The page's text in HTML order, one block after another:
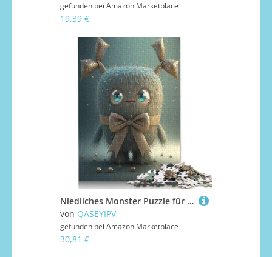
gefunden bei Amazon Marketplace
19,39 €
Niedliches Monster Puzzle für Teenager, 1000 Teile, Weihnachtsgeschenke, Puzzles für Erwachsene, 1000 Teile (75 x 50 cm)
von QASEYIPV
gefunden bei Amazon Marketplace
30,81 €